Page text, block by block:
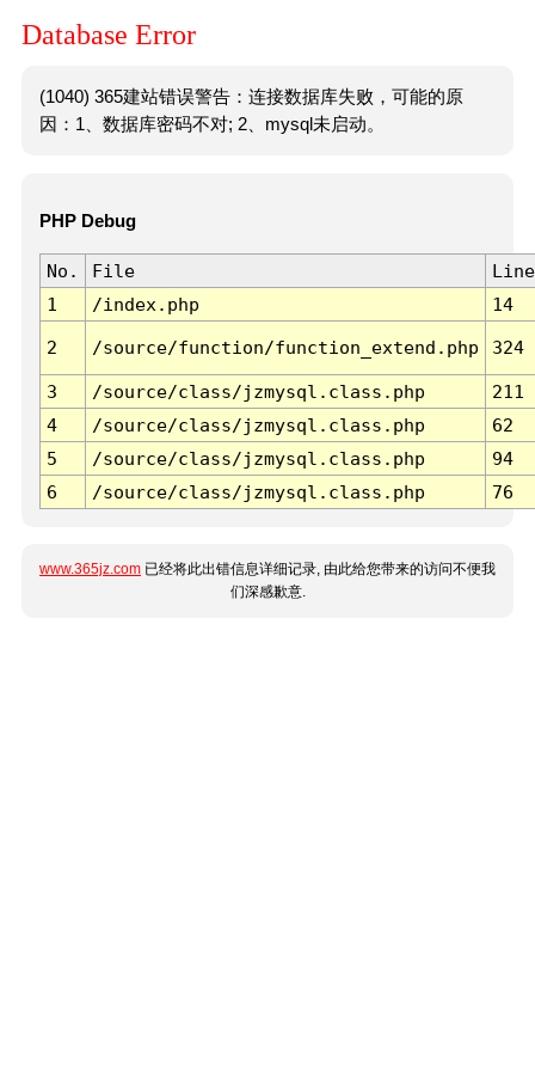
Database Error
(1040) 365建站错误警告：连接数据库失败，可能的原
因：1、数据库密码不对; 2、mysql未启动。
PHP Debug
No. File
Line
1
/index.php 14
2 /source/function/function_extend.php 324
3 /source/class/jzmysql.class.php
211
4
/source/class/jzmysql.class.php
62
5
/source/class/jzmysql.class.php
94
6
/source/class/jzmysql.class.php 76
www.365jz.com 已经将此出错信息详细记录, 由此给您带来的访问不便我
们深感歉意.